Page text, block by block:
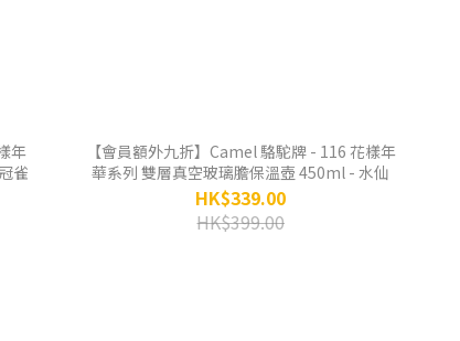
雀
【會員額外九折】Camel 駱駝牌 - 116 花樣年
華系列 雙層真空玻璃膽保溫壺 450ml - 水仙
HK$339.00
HK$399.00